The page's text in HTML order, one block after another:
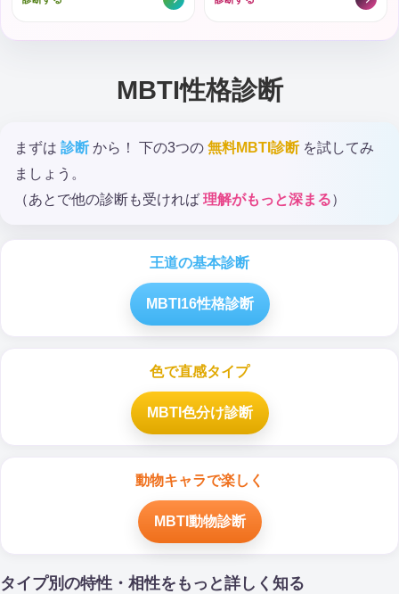
MBTI性格診断
まずは 診断 から！ 下の3つの 無料MBTI診断を試してみ
ましょう。
（あとで他の診断も受ければ 理解がもっと深まる）
王道の基本診断
MBTI16性格診断
色で直感タイプ
MBTI色分け診断
動物キャラで楽しく
MBTI動物診断
タイプ別の特性・相性をもっと詳しく知る